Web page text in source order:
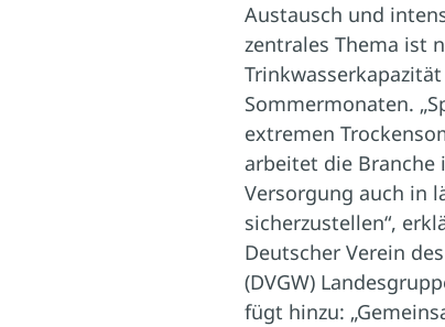
Austausch und
zentrales Thema ist
Sommermonaten.
extremen
arbeitet die Branche
Versorgung auch in
sicherzustellen“,
Deutscher Verein
(DVGW)
fügt hinzu: